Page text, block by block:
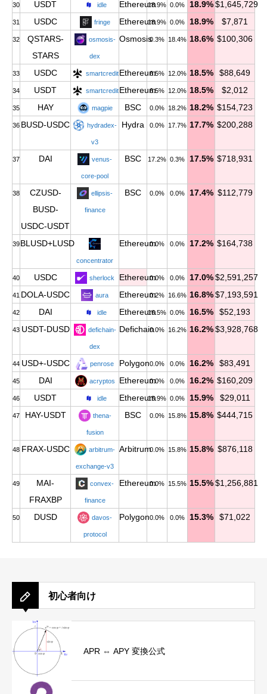
30 USDT idle Ethereum18.9% 0.0% 18.9% $1,645,729
31 USDC fringe Ethereum18.9% 0.0% 18.9% $7,871
32
QSTARS-
STARS
osmosis-
dex
Osmosis0.3% 18.4% 18.6% $100,306
33 USDC smartcredit Ethereum6.5% 12.0% 18.5% $88,649
34 USDT smartcredit Ethereum6.5% 12.0% 18.5% $2,012
35 HAY magpie BSC 0.0% 18.2% 18.2% $154,723
36 BUSD-USDC hydradex-
v3
Hydra 0.0% 17.7% 17.7% $200,288
37 DAI venus-
core-pool
BSC 17.2% 0.3% 17.5% $718,931
38
CZUSD-
BUSD-
USDC-USDT
ellipsis-
finance
BSC 0.0% 0.0% 17.4% $112,779
39BLUSD+LUSD
concentrator
Ethereum0.0% 0.0% 17.2% $164,738
40 USDC sherlock Ethereum0.0% 0.0% 17.0% $2,591,257
41 DOLA-USDC aura Ethereum0.2% 16.6% 16.8% $7,193,591
42 DAI idle Ethereum16.5% 0.0% 16.5% $52,193
43 USDT-DUSD defichain-
dex
Defichain0.0% 16.2% 16.2% $3,928,768
44 USD+-USDC penrose Polygon0.0% 0.0% 16.2% $83,491
45 DAI acryptos Ethereum0.0% 0.0% 16.2% $160,209
46 USDT idle Ethereum15.9% 0.0% 15.9% $29,011
47 HAY-USDT thena-
fusion
BSC 0.0% 15.8% 15.8% $444,715
48 FRAX-USDC arbitrum-
exchange-v3
Arbitrum0.0% 15.8% 15.8% $876,118
49
MAI-
FRAXBP
convex-
finance
Ethereum0.0% 15.5% 15.5% $1,256,881
50 DUSD davos-
protocol
Polygon0.0% 0.0% 15.3% $71,022
初心者向け
APR ⇔ APY 変換公式